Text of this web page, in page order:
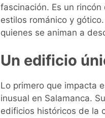
fascinación. Es un
estilos románico y
quienes se animan a
Un edificio
Lo primero que impacta
inusual en Salamanca.
edificios históricos de la